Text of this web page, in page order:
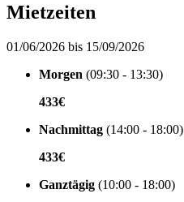
Mietzeiten
01/06/2026 bis 15/09/2026
Morgen (09:30 - 13:30)
433€
Nachmittag (14:00 - 18:00)
433€
Ganztägig (10:00 - 18:00)